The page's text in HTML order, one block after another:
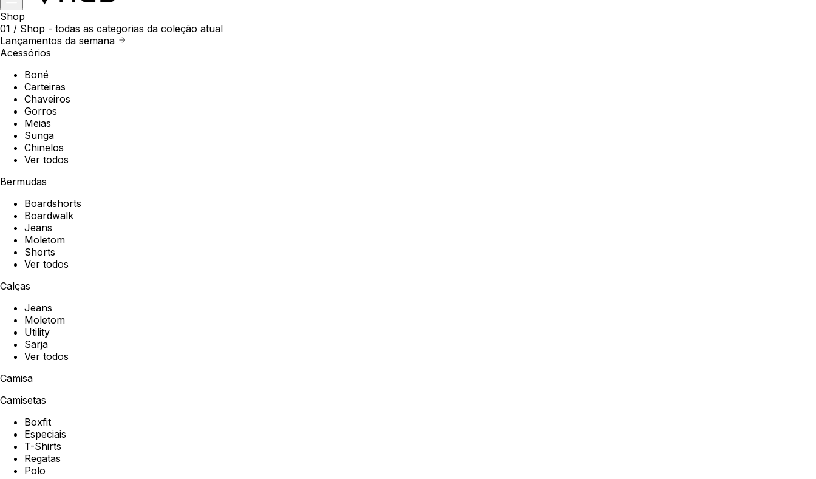
Shop
01 / Shop - todas as categorias da coleção atual
Lançamentos da semana
Acessórios
Boné
Carteiras
Chaveiros
Gorros
Meias
Sunga
Chinelos
Ver todos
Bermudas
Boardshorts
Boardwalk
Jeans
Moletom
Shorts
Ver todos
Calças
Jeans
Moletom
Utility
Sarja
Ver todos
Camisa
Camisetas
Boxfit
Especiais
T-Shirts
Regatas
Polo